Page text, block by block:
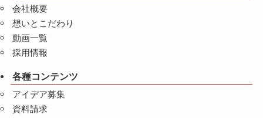
会社概要
想いとこだわり
動画一覧
採用情報
各種コンテンツ
アイデア募集
資料請求